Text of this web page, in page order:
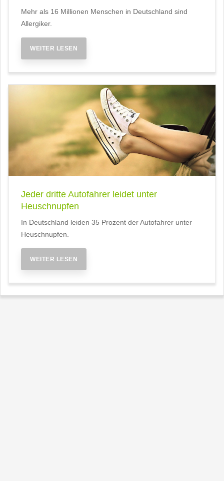
Mehr als 16 Millionen Menschen in Deutschland sind
Allergiker.
WEITER LESEN
Jeder dritte Autofahrer leidet unter
Heuschnupfen
In Deutschland leiden 35 Prozent der Autofahrer unter
Heuschnupfen.
WEITER LESEN